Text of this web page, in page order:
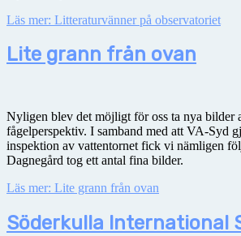
Läs mer: Litteraturvänner på observatoriet
Lite grann från ovan
Nyligen blev det möjligt för oss ta nya bilder
fågelperspektiv. I samband med att VA-Syd
inspektion av vattentornet fick vi nämligen
Dagnegård tog ett antal fina bilder.
Läs mer: Lite grann från ovan
Söderkulla International